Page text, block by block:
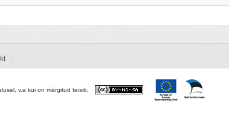
v.a kui on märgitud teisiti.